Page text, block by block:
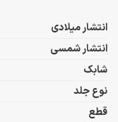
انتشار میلادی
انتشار شمسی
شابک
نوع جلد
قطع